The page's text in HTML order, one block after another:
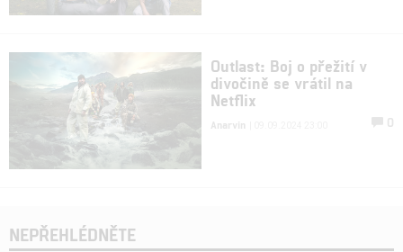
Outlast: Boj o přežití v
divočině se vrátil na
Netflix
Anarvin 0
NEPŘEHLÉDNĚTE